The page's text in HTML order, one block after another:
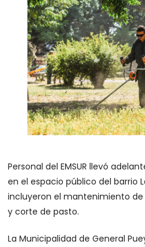
Personal del EMSUR llevó
en el espacio público del barrio
incluyeron el mantenimiento
y corte de pasto.
La Municipalidad de General